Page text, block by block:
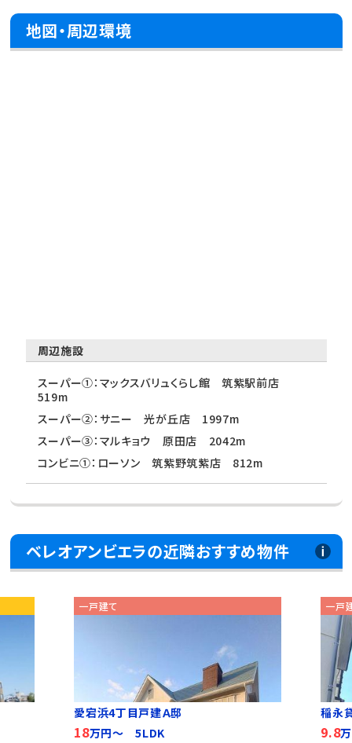
地図・周辺環境
周辺施設
スーパー①：マックスバリュくらし館 筑紫駅前店
519m
スーパー②：サニー 光が丘店 1997m
スーパー③：マルキョウ 原田店 2042m
コンビニ①：ローソン 筑紫野筑紫店 812m
ベレオアンビエラの近隣おすすめ物件
一戸建て
愛宕浜4丁目戸建Ａ邸
18万円～ 5LDK
一戸
稲永
9.8